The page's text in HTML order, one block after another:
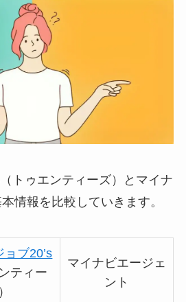
トゥエンティーズ）とマイナ
情報を比較していきます。
ブ20’s
ティー
マイナビエージェ
ント